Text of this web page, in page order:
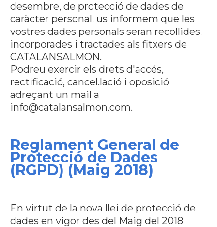
desembre, de protecció de dades de
caràcter personal, us informem que les
vostres dades personals seran recollides,
incorporades i tractades als fitxers de
CATALANSALMON.
Podreu exercir els drets d'accés,
rectificació, cancel.lació i oposició
adreçant un mail a
info@catalansalmon.com.
Reglament General de
Protecció de Dades
(RGPD) (Maig 2018)
En virtut de la nova llei de protecció de
dades en vigor des del Maig del 2018